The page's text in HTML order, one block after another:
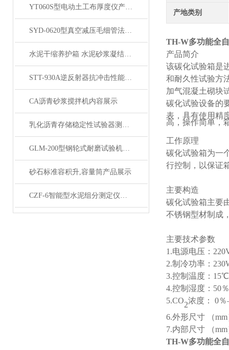
YT060S型电动土工布厚度仪产品展示
SYD-0620型真空减压毛细管法沥青动力粘度试验仪展示
水泥干缩养护箱 水泥砂浆凝结时间定型性试验
STT-930A逆反射器抗冲击性能测定仪产品展示
CA沥青砂浆搅拌机内容展示
乳化沥青存储稳定性试验器测定仪产品展示
GLM-200型钢轮式耐磨试验机产品展示
砂石标准容积升,容量筒产品展示
CZF-6智能型水泥组分测定仪双数显自动产品展示
产地类别
TH-W多功能全
产品简介
该碳化试验箱是
和耐久性试验方
加气混凝土砌块
碳化试验设备的
表，具有使用精
高，操作简单，
工作原理
碳化试验箱为一
行控制，以保证
主要构造
碳化试验箱主要
不锈钢型材制成
主要技术参数
1.电源电压：
2.制冷功率：
3.控制温度：
4.控制湿度：50
5.CO2浓度：
0
6.外形尺寸 （
7.内部尺寸 （
TH-W多功能全